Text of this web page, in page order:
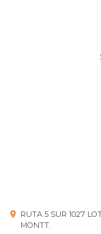
RUTA 5 SUR 1027
MONTT.